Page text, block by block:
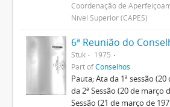
Coordenação de
Nível Superior (CAPES)
Stuk
1975
Part ofConselhos
Pauta; Ata da 1ª sessão
da 2ª Sessão (20 de março
Sessão (21 de março de